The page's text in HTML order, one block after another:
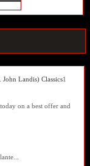
Landis) Classics1
on a best offer and